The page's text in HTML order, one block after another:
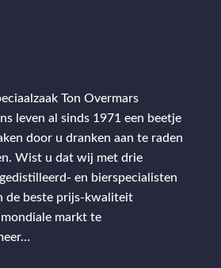
Ton Overmars
leven al sinds 1971 een beetje
door u dranken aan te raden
Wist u dat wij met drie
en bierspecialisten
de beste prijs-kwaliteit
markt te